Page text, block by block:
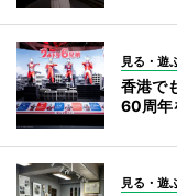
見る・遊
香港で
60周年
見る・遊